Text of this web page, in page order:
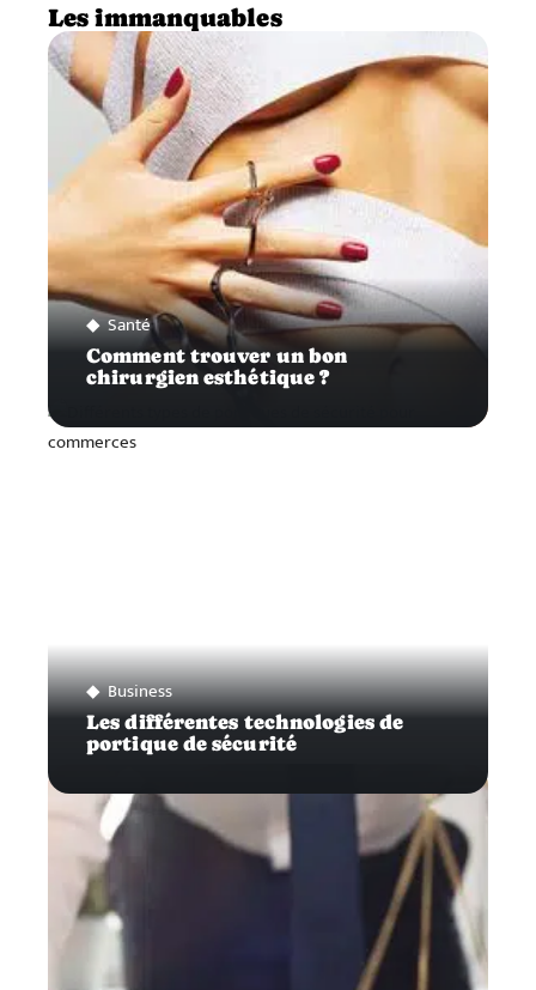
Les immanquables
Santé
Comment trouver un bon
chirurgien esthétique ?
Business
Les différentes technologies de
portique de sécurité